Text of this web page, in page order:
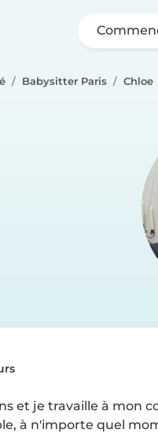
Babysitter Paris Chloe
et je travaille à mon
à n'importe quel